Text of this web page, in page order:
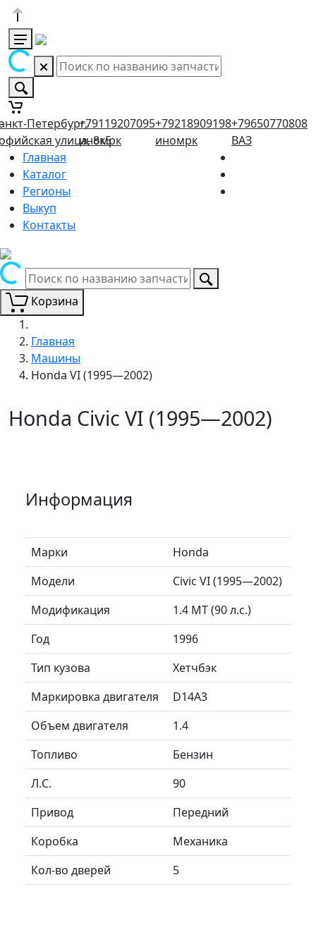
Петербург,
улица, 8к5
+79119207095
иномрк
+79218909198
иномрк
+79650770808
ВАЗ
Главная
Каталог
Регионы
Выкуп
Контакты
Корзина
Главная
Машины
Honda VI (1995—2002)
Honda Civic VI (1995—2002)
Информация
Марки
Honda
Модели
Civic VI (1995—2002)
Модификация
1.4 MT (90 л.с.)
Год
1996
Тип кузова
Хетчбэк
Маркировка двигателя
D14A3
Объем двигателя
1.4
Топливо
Бензин
Л.C.
90
Привод
Передний
Коробка
Механика
Кол-во дверей
5